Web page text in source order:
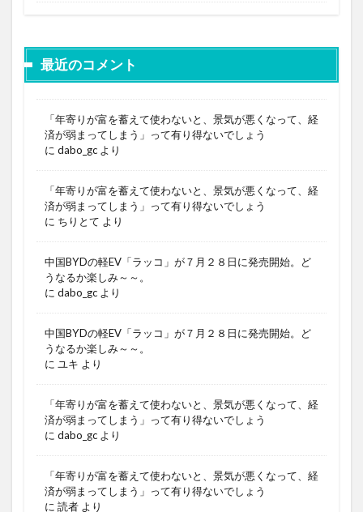
最近のコメント
「年寄りが富を蓄えて使わないと、景気が悪くなって、経
済が弱まってしまう」って有り得ないでしょう
に dabo_gc より
「年寄りが富を蓄えて使わないと、景気が悪くなって、経
済が弱まってしまう」って有り得ないでしょう
に ちりとて より
中国BYDの軽EV「ラッコ」が７月２８日に発売開始。ど
うなるか楽しみ～～。
に dabo_gc より
中国BYDの軽EV「ラッコ」が７月２８日に発売開始。ど
うなるか楽しみ～～。
に ユキ より
「年寄りが富を蓄えて使わないと、景気が悪くなって、経
済が弱まってしまう」って有り得ないでしょう
に dabo_gc より
「年寄りが富を蓄えて使わないと、景気が悪くなって、経
済が弱まってしまう」って有り得ないでしょう
に 読者 より